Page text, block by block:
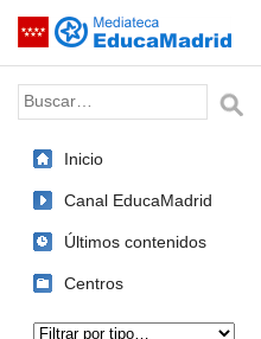
Saltar navegación
Palabra o frase:
Inicio
Canal EducaMadrid
Últimos contenidos
Centros